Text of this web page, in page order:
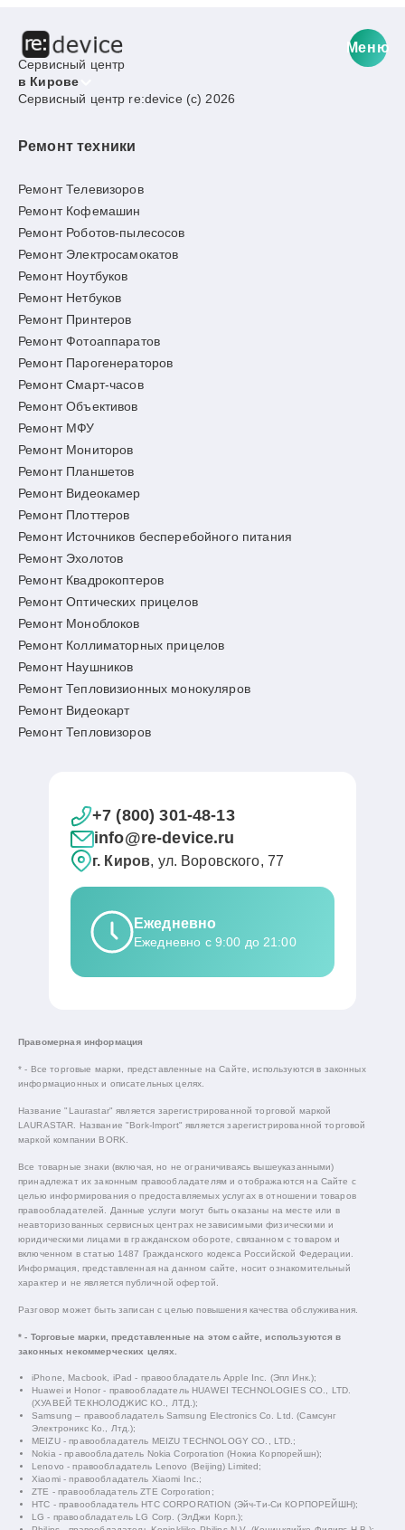
Сервисный центр
в Кирове
Меню
Сервисный центр re:device (c) 2026
Ремонт техники
Ремонт Телевизоров
Ремонт Кофемашин
Ремонт Роботов-пылесосов
Ремонт Электросамокатов
Ремонт Ноутбуков
Ремонт Нетбуков
Ремонт Принтеров
Ремонт Фотоаппаратов
Ремонт Парогенераторов
Ремонт Смарт-часов
Ремонт Объективов
Ремонт МФУ
Ремонт Мониторов
Ремонт Планшетов
Ремонт Видеокамер
Ремонт Плоттеров
Ремонт Источников бесперебойного питания
Ремонт Эхолотов
Ремонт Квадрокоптеров
Ремонт Оптических прицелов
Ремонт Моноблоков
Ремонт Коллиматорных прицелов
Ремонт Наушников
Ремонт Тепловизионных монокуляров
Ремонт Видеокарт
Ремонт Тепловизоров
+7 (800) 301-48-13
info@re-device.ru
г. Киров, ул. Воровского, 77
Ежедневно
Ежедневно с 9:00 до 21:00
Правомерная информация
* - Все торговые марки, представленные на Сайте, используются в законных
информационных и описательных целях.
Название "Laurastar" является зарегистрированной торговой маркой
LAURASTAR. Название "Bork-Import" является зарегистрированной торговой
маркой компании BORK.
Все товарные знаки (включая, но не ограничиваясь вышеуказанными)
принадлежат их законным правообладателям и отображаются на Сайте с
целью информирования о предоставляемых услугах в отношении товаров
правообладателей. Данные услуги могут быть оказаны на месте или в
неавторизованных сервисных центрах независимыми физическими и
юридическими лицами в гражданском обороте, связанном с товаром и
включенном в статью 1487 Гражданского кодекса Российской Федерации.
Информация, представленная на данном сайте, носит ознакомительный
характер и не является публичной офертой.
Разговор может быть записан с целью повышения качества обслуживания.
* - Торговые марки, представленные на этом сайте, используются в
законных некоммерческих целях.
iPhone, Macbook, iPad - правообладатель Apple Inc. (Эпл Инк.);
Huawei и Honor - правообладатель HUAWEI TECHNOLOGIES CO., LTD.
(ХУАВЕЙ ТЕКНОЛОДЖИС КО., ЛТД.);
Samsung – правообладатель Samsung Electronics Co. Ltd. (Самсунг
Электроникс Ко., Лтд.);
MEIZU - правообладатель MEIZU TECHNOLOGY CO., LTD.;
Nokia - правообладатель Nokia Corporation (Нокиа Корпорейшн);
Lenovo - правообладатель Lenovo (Beijing) Limited;
Xiaomi - правообладатель Xiaomi Inc.;
ZTE - правообладатель ZTE Corporation;
HTC - правообладатель HTC CORPORATION (Эйч-Ти-Си КОРПОРЕЙШН);
LG - правообладатель LG Corp. (ЭлДжи Корп.);